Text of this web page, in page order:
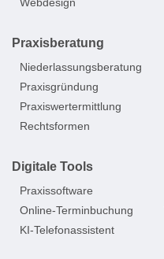
Praxisberatung
Niederlassungsberatung
Praxisgründung
Praxiswertermittlung
Rechtsformen
Digitale Tools
Praxissoftware
Online-Terminbuchung
KI-Telefonassistent